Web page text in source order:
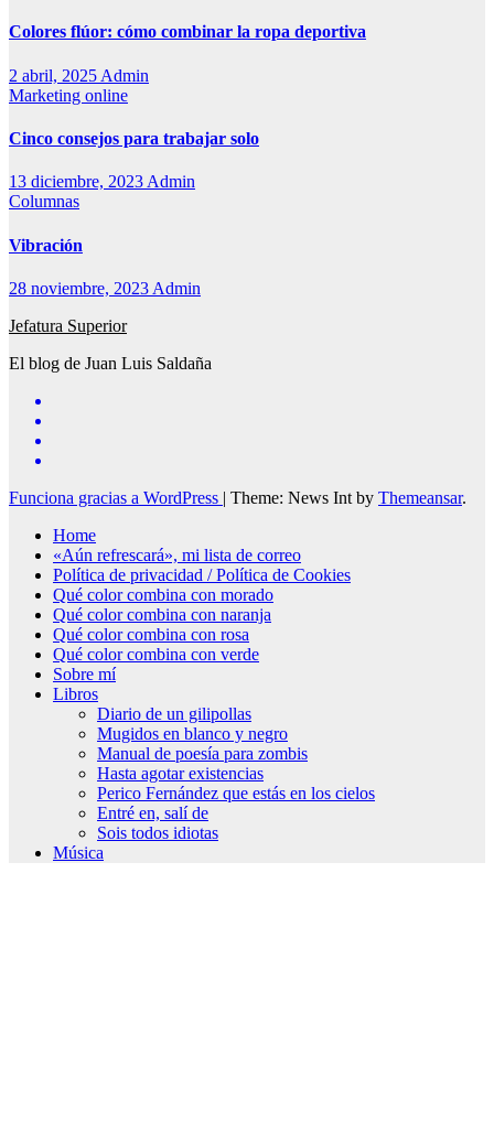
Colores flúor: cómo combinar la ropa deportiva
2 abril, 2025 Admin
Marketing online
Cinco consejos para trabajar solo
13 diciembre, 2023 Admin
Columnas
Vibración
28 noviembre, 2023 Admin
Jefatura Superior
El blog de Juan Luis Saldaña
Funciona gracias a WordPress | Theme: News Int by Themeansar.
Home
«Aún refrescará», mi lista de correo
Política de privacidad / Política de Cookies
Qué color combina con morado
Qué color combina con naranja
Qué color combina con rosa
Qué color combina con verde
Sobre mí
Libros
Diario de un gilipollas
Mugidos en blanco y negro
Manual de poesía para zombis
Hasta agotar existencias
Perico Fernández que estás en los cielos
Entré en, salí de
Sois todos idiotas
Música